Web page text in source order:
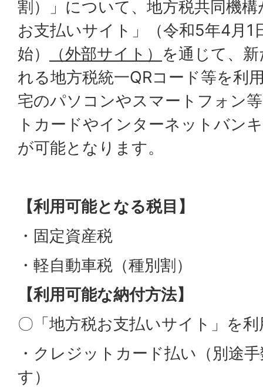
割）」について、地方税共同機
お支払いサイト」（令和5年4月1
始）
（外部サイト） を通じて、
れる地方税統一QRコード等を利
宅のパソコンやスマートフォン
トカードやインターネットバン
が可能となります。
【利用可能となる税目】
・固定資産税
・軽自動車税（種別割）
【利用可能な納付方法】
〇「地方税お支払いサイト」を
・クレジットカード払い（別途
す）